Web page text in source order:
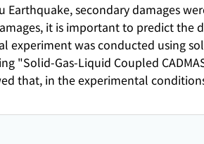
secondary damages
it is important to predict the
experiment was conducted using
"Solid-Gas-Liquid Coupled
that, in the experimental